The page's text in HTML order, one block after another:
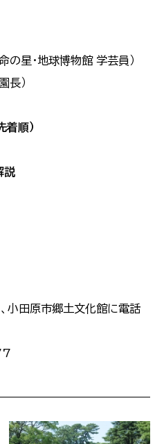
の星・地球博物館 学芸員）
長）
着順）
説
小田原市郷土文化館に電話